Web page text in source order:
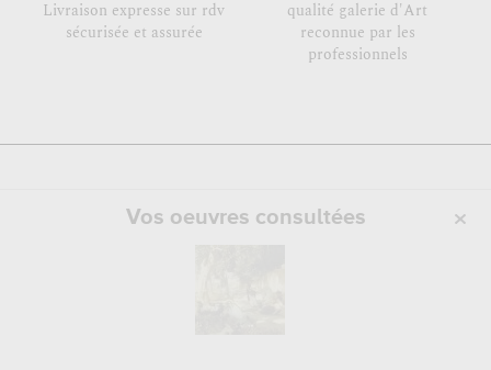
Livraison expresse sur rdv
sécurisée et assurée
qualité galerie d'Art
reconnue par les
professionnels
Vos oeuvres consultées